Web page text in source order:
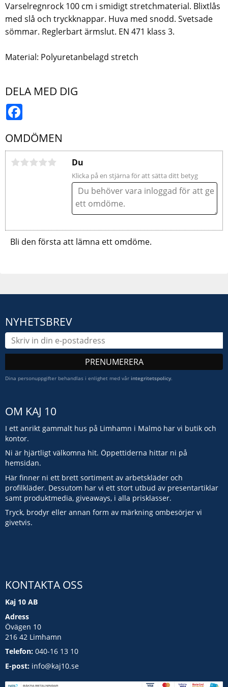
Varselregnrock 100 cm i smidigt stretchmaterial. Blixtlås
med slå och tryckknappar. Huva med snodd. Svetsade
sömmar. Reglerbart ärmslut. EN 471 klass 3.
Material: Polyuretanbelagd stretch
DELA MED DIG
OMDÖMEN
Du
Klicka på en stjärna för att sätta ditt betyg
Bli den första att lämna ett omdöme.
NYHETSBREV
PRENUMERERA
Dina personuppgifter behandlas i enlighet med vår integritetspolicy.
OM KAJ 10
I ett anrikt gammalt hus på Limhamn i Malmö har vi butik och
kontor.
Ni är hjärtligt välkomna hit. Öppettiderna hittar ni på
hemsidan.
Här finner ni ett brett sortiment av arbetskläder och
profilkläder. Dessutom har vi ett stort utbud av presentartiklar
samt produktmedia, giveaways, i alla prisklasser.
Tryck, brodyr eller annan form av märkning ombesörjer vi
givetvis.
KONTAKTA OSS
Kaj 10 AB
Adress
Övägen 10
216 42 Limhamn
Telefon: 040-16 13 10
E-post: info@kaj10.se